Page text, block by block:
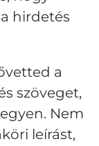
a hirdetés
a
szöveget,
Nem
leírást,